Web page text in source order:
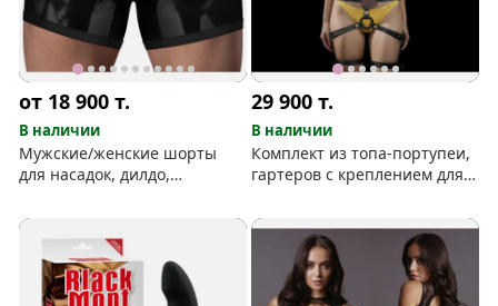
от 18 900т.
В наличии
Мужские/женские шорты
для насадок, дилдо,
29 900т.
В наличии
Комплект из топа-портупеи,
гартеров с креплением для